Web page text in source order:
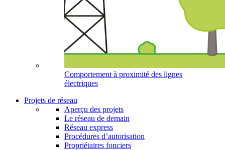
Comportement à proximité des lignes
électriques
Projets de réseau
Aperçu des projets
Le réseau de demain
Réseau express
Procédures d’autorisation
Propriétaires fonciers